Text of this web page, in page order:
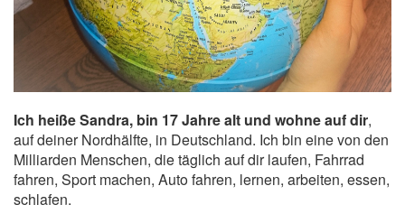
Ich heiße Sandra, bin 17 Jahre alt und wohne auf dir,
auf deiner Nordhälfte, in Deutschland. Ich bin eine von den
Milliarden Menschen, die täglich auf dir laufen, Fahrrad
fahren, Sport machen, Auto fahren, lernen, arbeiten, essen,
schlafen.